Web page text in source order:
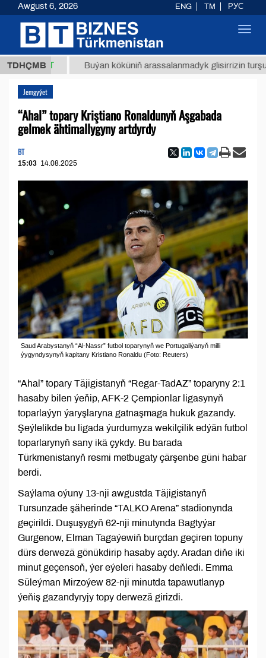
TDHÇMB
ТМТ Buýan köküniň arassalanmadyk glisirrizin turşusy (t.)
Jemgyýet
“Ahal” topary Kriştiano Ronaldunyň Aşgabada
gelmek ähtimallygyny artdyrdy
BT
15:03 14.08.2025
Saud Arabystanyň “Al-Nassr” futbol toparynyň we Portugaliýanyň milli
ýygyndysynyň kapitany Kristiano Ronaldu (Foto: Reuters)
“Ahal” topary Täjigistanyň “Regar-TadAZ” toparyny 2:1
hasaby bilen ýeňip, AFK-2 Çempionlar ligasynyň
toparlaýyn ýaryşlaryna gatnaşmaga hukuk gazandy.
Şeýlelikde bu ligada ýurdumyza wekilçilik edýän futbol
toparlarynyň sany ikä çykdy. Bu barada
Türkmenistanyň resmi metbugaty çärşenbe güni habar
berdi.
Saýlama oýuny 13-nji awgustda Täjigistanyň
Tursunzade şäherinde “TALKO Arena” stadionynda
geçirildi. Duşuşygyň 62-nji minutynda Bagtyýar
Gurgenow, Elman Tagaýewiň burçdan geçiren topuny
dürs derwezä gönükdirip hasaby açdy. Aradan diňe iki
minut geçensoň, ýer eýeleri hasaby deňledi. Emma
Süleýman Mirzoýew 82-nji minutda tapawutlanyp
ýeňiş gazandyryjy topy derwezä girizdi.
Awgust 6, 2026 ENG TM РУС